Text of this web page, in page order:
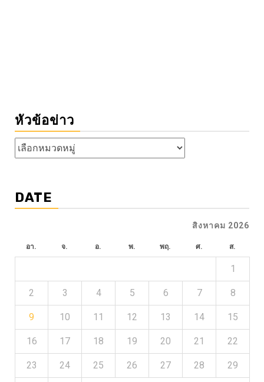
หัวข้อข่าว
หัวข้อ
ข่าว
DATE
สิงหาคม 2026
อา. จ. อ. พ. พฤ. ศ. ส.
1
2 3 4 5 6 7 8
9 10 11 12 13 14 15
16 17 18 19 20 21 22
23 24 25 26 27 28 29